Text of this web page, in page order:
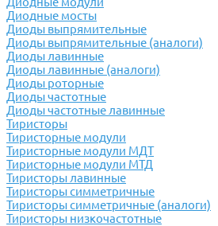
Диодные мосты
Диоды выпрямительные
Диоды выпрямительные (аналоги)
Диоды лавинные
Диоды лавинные (аналоги)
Диоды роторные
Диоды частотные
Диоды частотные лавинные
Тиристоры
Тиристорные модули
Тиристорные модули МДТ
Тиристорные модули МТД
Тиристоры лавинные
Тиристоры симметричные
Тиристоры симметричные (аналоги)
Тиристоры низкочастотные